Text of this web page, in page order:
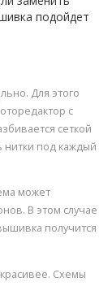
подойдет
Для этого
с
сеткой
нитки под каждый
может
В этом случае
получится
Схемы